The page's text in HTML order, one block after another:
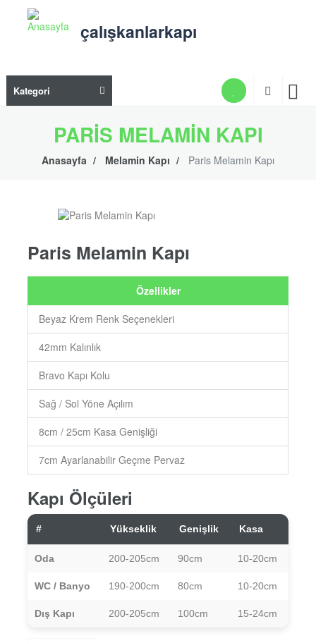
içeriğe
çalışkanlarkapı
Kategori Ana
PARIS MELAMIN KAPI
Anasayfa Melamin Kapı Paris Melamin Kapı
Paris Melamin Kapı
Özellikler
Beyaz Krem Renk Seçenekleri
42mm Kalınlık
Bravo Kapı Kolu
Sağ / Sol Yöne Açılım
8cm / 25cm Kasa Genişliği
7cm Ayarlanabilir Geçme Pervaz
Kapı Ölçüleri
# Yükseklik Genişlik Kasa
Oda 200-205cm 90cm 10-20cm
WC / Banyo 190-200cm 80cm 10-20cm
Dış Kapı 200-205cm 100cm 15-24cm